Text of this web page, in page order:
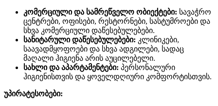
კომერციული და სამრეწველო ობიექტები: სავაჭრო
ცენტრები, ოფისები, რესტორნები, სასტუმროები და
სხვა კომერციული დაწესებულებები.
სანიტარული დაწესებულებები: კლინიკები,
საავადმყოფოები და სხვა ადგილები, სადაც
მაღალი ჰიგიენა არის აუცილებელი.
სახლი და აპარტამენტები: პერსონალური
ჰიგიენისთვის და ყოველდღიური კომფორტისთვის.
უპირატესობები: